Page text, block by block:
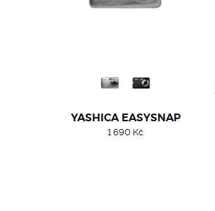
YASHICA EASYSNAP
1 690 Kč